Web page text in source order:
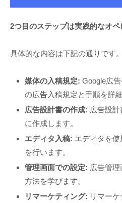
2つ目のステップは実践的なオペ
具体的な内容は下記の通りです。
媒体の入稿規定: Google広
の広告入稿規定と手順を詳
広告設計書の作成: 広告設
に作成します。
エディタ入稿: エディタを
を行います。
管理画面での設定: 広告管
方法を学びます。
リマーケティング: リマー